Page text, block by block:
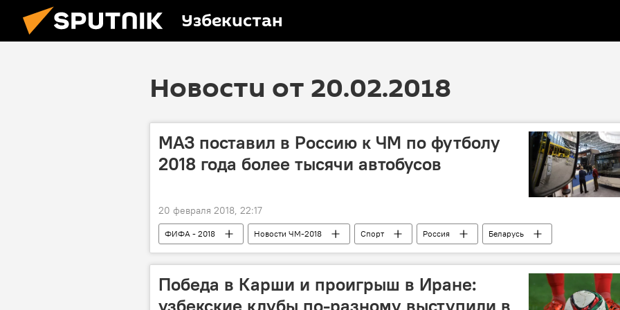
Узбекистан
Новости от 20.02.2018
МАЗ поставил в Россию к ЧМ по футболу
2018 года более тысячи автобусов
20 февраля 2018, 22:17
ФИФА - 2018 Новости ЧМ-2018 Спорт Россия
Беларусь
Чемпионат мира по футболу 2018
автобусы
Победа в Карши и проигрыш в Иране: